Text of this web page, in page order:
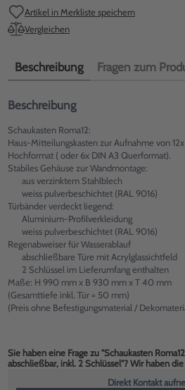
Artikel in Merkliste speichern
Vergleichen
Beschreibung Fragen zum
Beschreibung
Schaukasten Roma12:
Haus-Mitteilungskasten zur Aufnahme von
Hochformat ( oder 6x DIN A3 Querformat).
Stabiles Gehäuse zur Wandmontage:
aus verzinktem Stahlblech
weiss pulverbeschichtet (RAL 9016)
Türbänder verdeckt liegend:
Aluminium-Profilverkleidung
weiss pulverbeschichtet (RAL 9016)
Regenabweiser für Wasserablauf
abschließbare Türe mit Acrylglassichtfeld
2 Schlüssel im Lieferumfang enthalten
Maße: H 990 mm x B 930 mm x T 40 mm
(Gesamttiefe inkl. Tür = 50 mm)
(Preis ohne Befestigungsmaterial /
Sie haben eine Frage zu "Schaukasten
abschließbar, inkl. 2 Schlüssel"? Wir haben
Direkt Kontakt